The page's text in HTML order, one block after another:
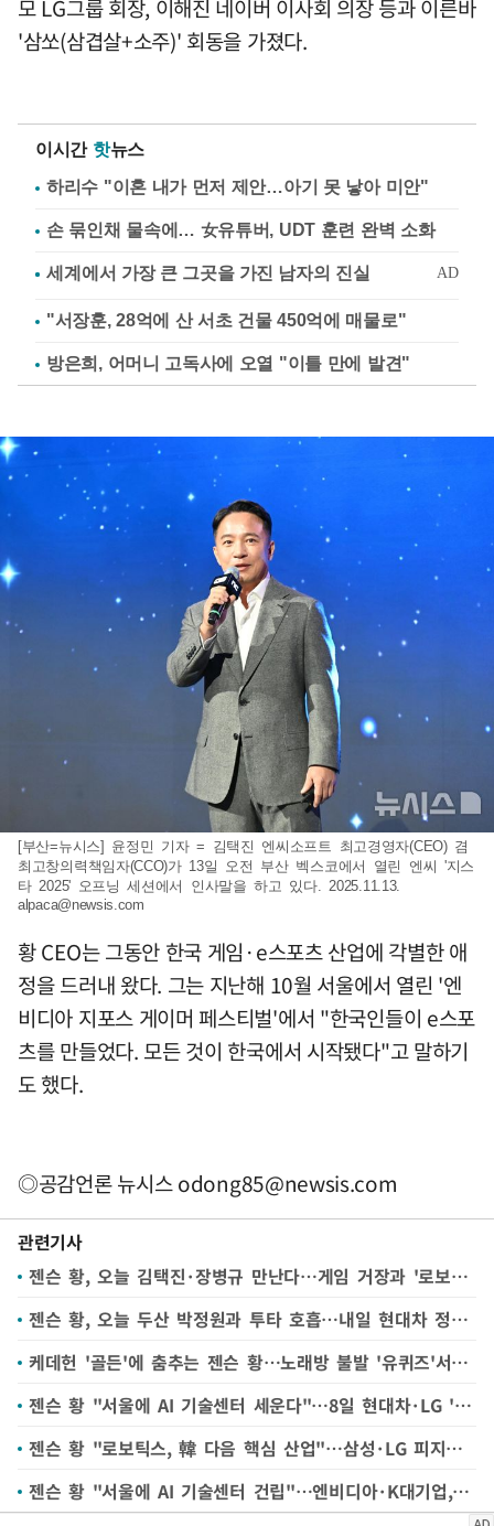
모 LG그룹 회장, 이해진 네이버 이사회 의장 등과 이른바
'삼쏘(삼겹살+소주)' 회동을 가졌다.
이시간 핫뉴스
하리수 "이혼 내가 먼저 제안…아기 못 낳아 미안"
손 묶인채 물속에… 女유튜버, UDT 훈련 완벽 소화
"서장훈, 28억에 산 서초 건물 450억에 매물로"
방은희, 어머니 고독사에 오열 "이틀 만에 발견"
[부산=뉴시스] 윤정민 기자 = 김택진 엔씨소프트 최고경영자(CEO) 겸
최고창의력책임자(CCO)가 13일 오전 부산 벡스코에서 열린 엔씨 '지스
타 2025' 오프닝 세션에서 인사말을 하고 있다. 2025.11.13.
alpaca@newsis.com
황 CEO는 그동안 한국 게임·e스포츠 산업에 각별한 애
정을 드러내 왔다. 그는 지난해 10월 서울에서 열린 '엔
비디아 지포스 게이머 페스티벌'에서 "한국인들이 e스포
츠를 만들었다. 모든 것이 한국에서 시작됐다"고 말하기
도 했다.
◎공감언론 뉴시스odong85@newsis.com
관련기사
젠슨 황, 오늘 김택진·장병규 만난다…게임 거장과 '로보틱스 동맹' 그린다
젠슨 황, 오늘 두산 박정원과 투타 호흡…내일 현대차 정의선·LG 구광모 단독 회동 "K로봇과 동맹"
케데헌 '골든'에 춤추는 젠슨 황…노래방 불발 '유퀴즈'서 달랬다
젠슨 황 "서울에 AI 기술센터 세운다"…8일 현대차·LG '로보틱스 주도' 韓기업 릴레이 회동
젠슨 황 "로보틱스, 韓 다음 핵심 산업"…삼성·LG 피지컬AI 속도
젠슨 황 "서울에 AI 기술센터 건립"…엔비디아·K대기업, 피지컬 AI 동맹 강화